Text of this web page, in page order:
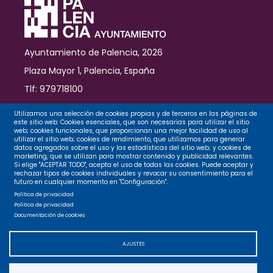
Ayuntamiento de Palencia, 2026
Plaza Mayor 1, Palencia, España
Tlf: 979718100
Contacto
Legal
Privacidad
Accesibilidad
Utilizamos una selección de cookies propias y de terceros en las páginas de
este sitio web: Cookies esenciales, que son necesarias para utilizar el sitio
web; cookies funcionales, que proporcionan una mejor facilidad de uso al
utilizar el sitio web; cookies de rendimiento, que utilizamos para generar
datos agregados sobre el uso y las estadísticas del sitio web; y cookies de
marketing, que se utilizan para mostrar contenido y publicidad relevantes.
Si elige "ACEPTAR TODO", acepta el uso de todas las cookies. Puede aceptar y
rechazar tipos de cookies individuales y revocar su consentimiento para el
futuro en cualquier momento en "Configuración".
Política de privacidad
Política de privacidad
Documentación de cookies
AJUSTES